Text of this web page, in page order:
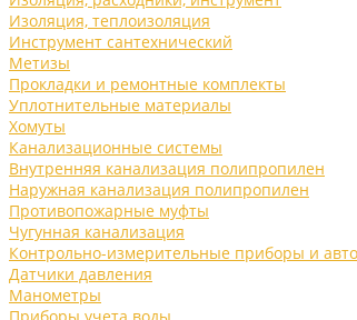
Изоляция, теплоизоляция
Инструмент сантехнический
Метизы
Прокладки и ремонтные комплекты
Уплотнительные материалы
Хомуты
Канализационные системы
Внутренняя канализация полипропилен
Наружная канализация полипропилен
Противопожарные муфты
Чугунная канализация
Контрольно-измерительные приборы и
Датчики давления
Манометры